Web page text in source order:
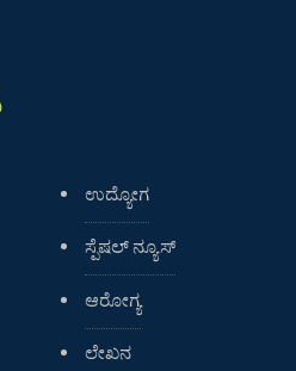
ಉದ್ಯೋಗ
ಸ್ಪೆಷಲ್ ನ್ಯೂಸ್
ಆರೋಗ್ಯ
ಲೇಖನ